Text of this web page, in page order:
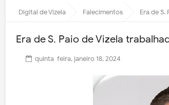
Digital de Vizela Falecimentos Era de
Era de S. Paio de Vizela
quinta-feira, janeiro 18, 2024